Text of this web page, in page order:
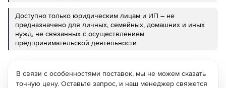
Доступно только юридическим лицам и ИП – не
предназначено для личных, семейных, домашних и иных
нужд, не связанных с осуществлением
предпринимательской деятельности
В связи с особенностями поставок, мы не можем сказать
точную цену. Оставьте запрос, и наш менеджер свяжется